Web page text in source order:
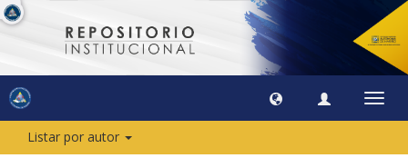
Listar por autor